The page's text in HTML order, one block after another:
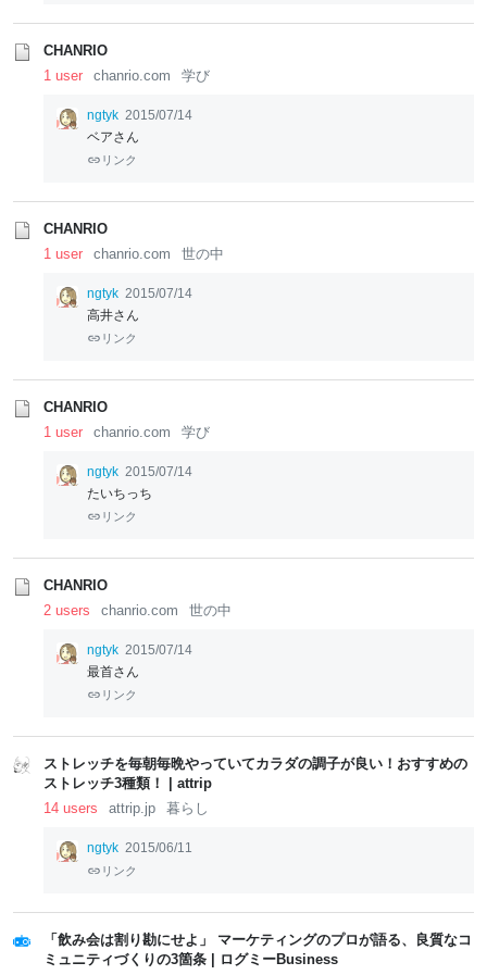
CHANRIO
1 user
chanrio.com 学び
ngtyk 2015/07/14
ベアさん
リンク
CHANRIO
1 user
chanrio.com 世の中
ngtyk 2015/07/14
高井さん
リンク
CHANRIO
1 user
chanrio.com 学び
ngtyk 2015/07/14
たいちっち
リンク
CHANRIO
2 users
chanrio.com 世の中
ngtyk 2015/07/14
最首さん
リンク
ストレッチを毎朝毎晩やっていてカラダの調子が良い！おすすめの
ストレッチ3種類！ | attrip
14 users
attrip.jp 暮らし
ngtyk 2015/06/11
リンク
「飲み会は割り勘にせよ」 マーケティングのプロが語る、良質なコ
ミュニティづくりの3箇条 | ログミーBusiness